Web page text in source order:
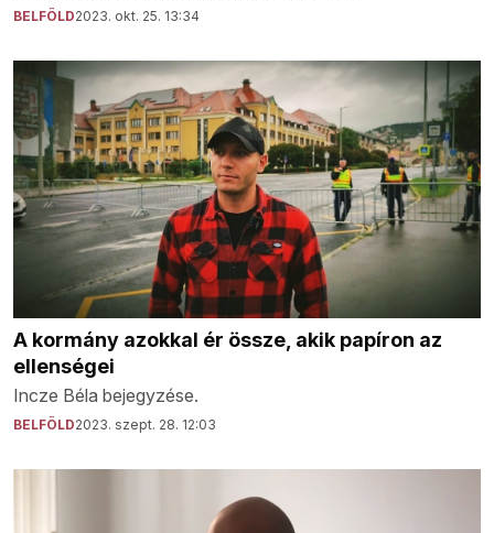
BELFÖLD2023. okt. 25. 13:34
A kormány azokkal ér össze, akik papíron az
ellenségei
Incze Béla bejegyzése.
BELFÖLD2023. szept. 28. 12:03